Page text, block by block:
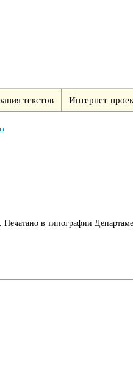
текстов Интернет-
в типографии